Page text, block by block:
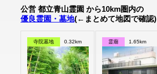
公営 都立青山霊園 から10km圏内の
優良霊園・墓地(←まとめて地図で確認)
寺院墓地 0.32km 霊廟 1.65km